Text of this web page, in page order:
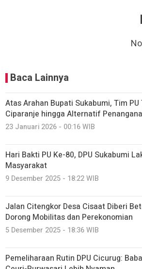
Baca Lainnya
Atas Arahan Bupati Sukabumi, Tim
Ciparanje hingga Alternatif
23 Januari 2026 - 00:16 WIB
Hari Bakti PU Ke-80, DPU Sukabumi
Masyarakat
9 Desember 2025 - 18:22 WIB
Jalan Citengkor Desa Cisaat Diberi
Dorong Mobilitas dan Perekonomian
5 Desember 2025 - 18:36 WIB
Pemeliharaan Rutin DPU Cicurug: